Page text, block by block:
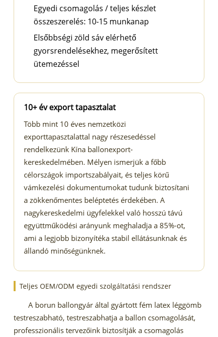
Egyedi csomagolás / teljes készlet
összeszerelés: 10-15 munkanap
Elsőbbségi zöld sáv elérhető
gyorsrendelésekhez, megerősített
ütemezéssel
10+ év export tapasztalat
Több mint 10 éves nemzetközi
exporttapasztalattal nagy részesedéssel
rendelkezünk Kína ballonexport-
kereskedelmében. Mélyen ismerjük a főbb
célországok importszabályait, és teljes körű
vámkezelési dokumentumokat tudunk biztosítani
a zökkenőmentes beléptetés érdekében. A
nagykereskedelmi ügyfelekkel való hosszú távú
együttműködési arányunk meghaladja a 85%-ot,
ami a legjobb bizonyítéka stabil ellátásunknak és
állandó minőségünknek.
Teljes OEM/ODM egyedi szolgáltatási rendszer
A borun ballongyár által gyártott fém latex léggömb
testreszabható, testreszabhatja a ballon csomagolását,
professzionális tervezőink biztosítják a csomagolás